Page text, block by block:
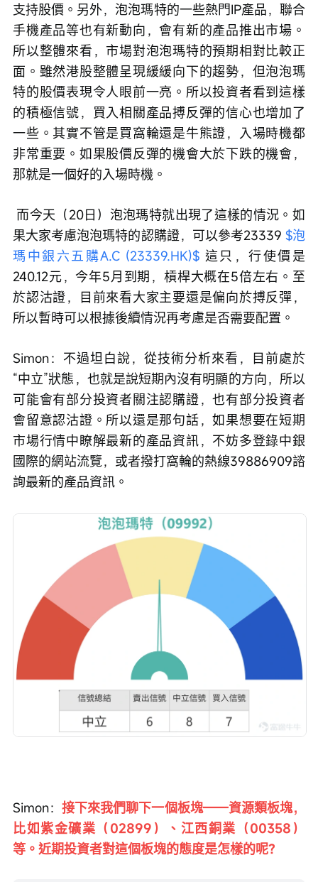
支持股價。另外，泡泡瑪特的一些熱門IP產品，聯合
手機產品等也有新動向，會有新的產品推出市場。
所以整體來看，市場對泡泡瑪特的預期相對比較正
面。雖然港股整體呈現緩緩向下的趨勢，但泡泡瑪
特的股價表現令人眼前一亮。所以投資者看到這樣
的積極信號，買入相關產品搏反彈的信心也增加了
一些。其實不管是買窩輪還是牛熊證，入場時機都
非常重要。如果股價反彈的機會大於下跌的機會，
那就是一個好的入場時機。
果大家考慮泡泡瑪特的認購證，可以參考23339 $泡
瑪中銀六五購A.C (23339.HK)$ 這只，行使價是
240.12元，今年5月到期，槓桿大概在5倍左右。至
於認沽證，目前來看大家主要還是偏向於搏反彈，
所以暫時可以根據後續情況再考慮是否需要配置。
Simon：不過坦白說，從技術分析來看，目前處於
“中立”狀態，也就是說短期內沒有明顯的方向，所以
可能會有部分投資者關注認購證，也有部分投資者
會留意認沽證。所以還是那句話，如果想要在短期
市場行情中瞭解最新的產品資訊，不妨多登錄中銀
國際的網站流覽，或者撥打窩輪的熱線39886909諮
詢最新的產品資訊。
Simon：接下來我們聊下一個板塊——資源類板塊，
比如紫金礦業（02899）、江西銅業（00358）
等。近期投資者對這個板塊的態度是怎樣的呢？